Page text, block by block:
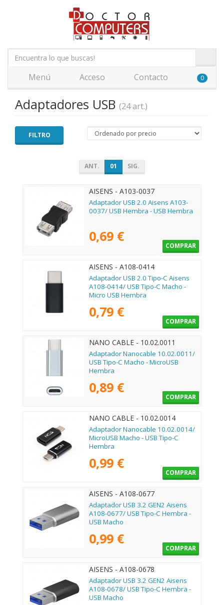
Menú Acceso Contacto 0
Adaptadores USB (24 art.)
FILTRO
ANT. 01 SIG.
AISENS - A103-0037
Adaptador USB 2.0 Aisens A103-
0037/ USB Hembra - USB Hembra
0,69 €
COMPRAR
AISENS - A108-0414
Adaptador USB 2.0 Tipo-C Aisens
A108-0414/ USB Tipo-C Macho -
Micro USB Hembra
0,79 €
COMPRAR
NANO CABLE - 10.02.0011
Adaptador Nanocable 10.02.0011/
USB Tipo-C Macho - MicroUSB
Hembra
0,89 €
COMPRAR
NANO CABLE - 10.02.0014
Adaptador Nanocable 10.02.0014/
MicroUSB Macho - USB Tipo-C
Hembra
0,99 €
COMPRAR
AISENS - A108-0677
Adaptador USB 3.2 GEN2 Aisens
A108-0677/ USB Tipo-C Hembra -
USB Macho
0,99 €
COMPRAR
AISENS - A108-0678
Adaptador USB 3.2 GEN2 Aisens
A108-0678/ USB Tipo-C Hembra -
USB Macho